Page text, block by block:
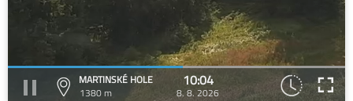
MARTINSKÉ HOLE
1380 m
10:04
8. 8. 2026